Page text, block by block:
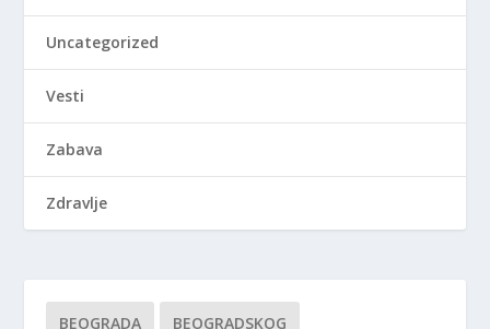
Uncategorized
Vesti
Zabava
Zdravlje
BEOGRADA BEOGRADSKOG